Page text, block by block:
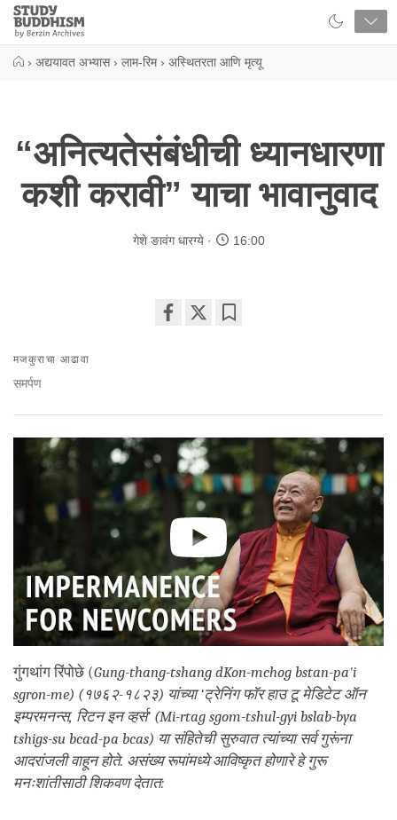
Close
Study
Buddhism
› अद्ययावत अभ्यास › लाम-रिम › अस्थितरता आणि मृत्यू
“अनित्यतेसंबंधीची ध्यानधारणा
कशी करावी” याचा भावानुवाद
गेशे ङावंग धारग्ये 16:00
मजकुराचा आढावा
समर्पण
गुंगथांग रिंपोछे (Gung-thang-tshang dKon-mchog bstan-pa'i
sgron-me) (१७६२-१८२३) यांच्या ‘ट्रेनिंग फॉर हाउ टू मेडिटेट ऑन
इम्परमनन्स, रिटन इन व्हर्स’ (Mi-rtag sgom-tshul-gyi bslab-bya
tshigs-su bcad-pa bcas) या संहितेची सुरुवात त्यांच्या सर्व गुरूंना
आदरांजली वाहून होते. असंख्य रूपांमध्ये आविष्कृत होणारे हे गुरू
मनःशांतीसाठी शिकवण देतात: